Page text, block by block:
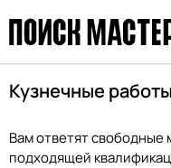
Кузнечные
Вам ответят свободные
подходящей